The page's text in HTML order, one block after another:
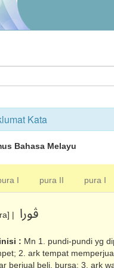
Kata
Bahasa Melayu
I pura II pura I
| ڤورا
: Mn 1. pundi-pundi yg
2. ark tempat
berjual beli, bursa; 3. ark